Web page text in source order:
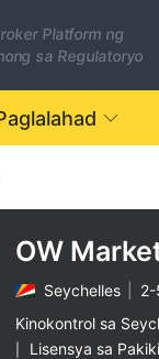
Platform ng
sa Regulatoryo
OW
Seychelles
2-
Kinokontrol sa
Lisensya sa